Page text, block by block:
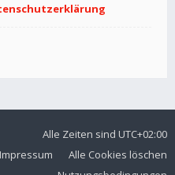
Alle Zeiten sind UTC+02:00
Alle Cookies löschen
Impressum